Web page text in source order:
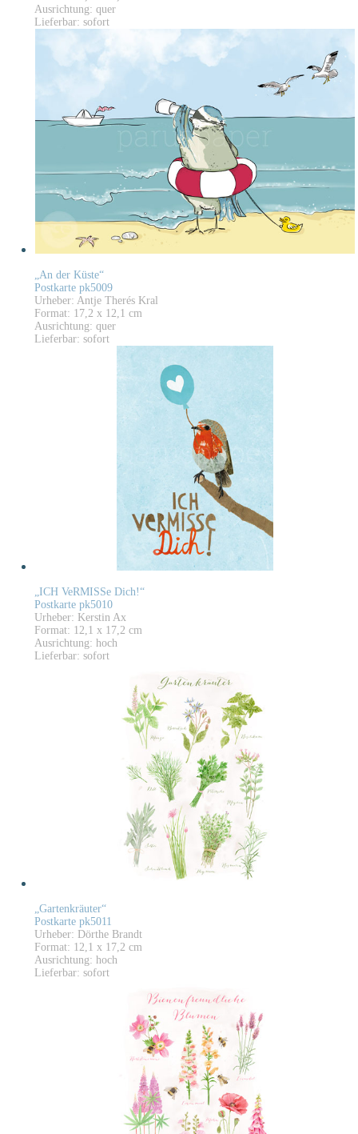
Ausrichtung: quer
Lieferbar: sofort
„An der Küste“
Postkarte pk5009
Urheber: Antje Therés Kral
Format: 17,2 x 12,1 cm
Ausrichtung: quer
Lieferbar: sofort
„ICH VeRMISSe Dich!“
Postkarte pk5010
Urheber: Kerstin Ax
Format: 12,1 x 17,2 cm
Ausrichtung: hoch
Lieferbar: sofort
„Gartenkräuter“
Postkarte pk5011
Urheber: Dörthe Brandt
Format: 12,1 x 17,2 cm
Ausrichtung: hoch
Lieferbar: sofort